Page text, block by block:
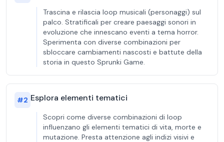
Trascina e rilascia loop musicali (personaggi) sul
palco. Stratificali per creare paesaggi sonori in
evoluzione che innescano eventi a tema horror.
Sperimenta con diverse combinazioni per
sbloccare cambiamenti nascosti e battute della
storia in questo Sprunki Game.
#2 Esplora elementi tematici
Scopri come diverse combinazioni di loop
influenzano gli elementi tematici di vita, morte e
mutazione. Presta attenzione agli indizi visivi e